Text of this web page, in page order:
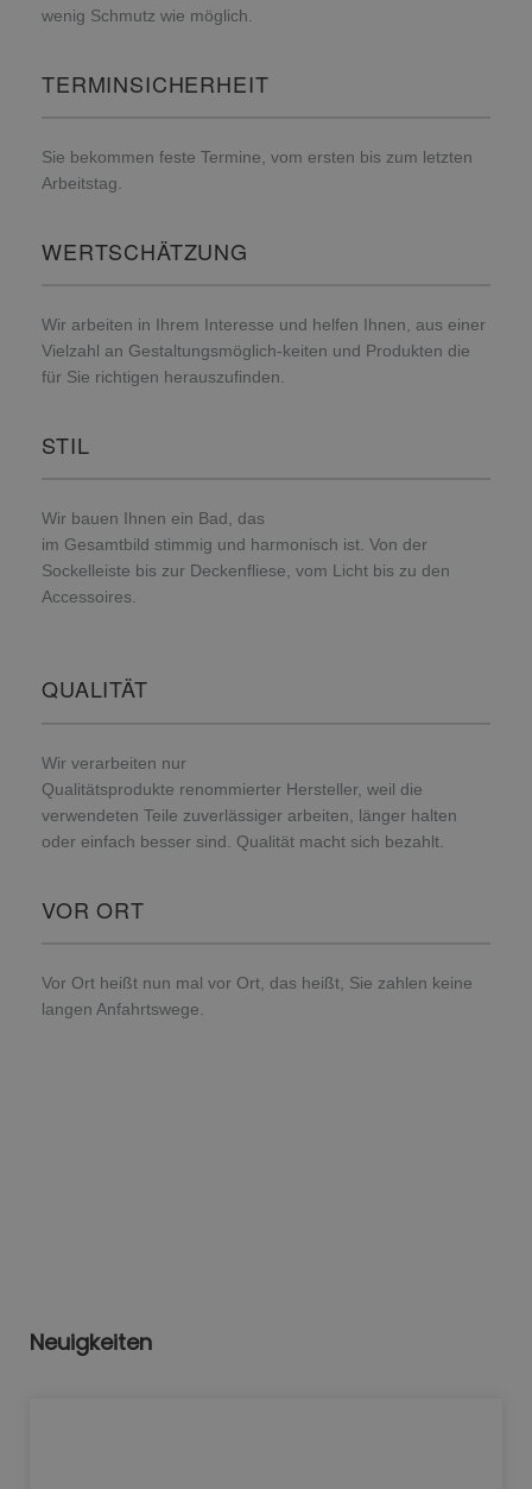
wenig Schmutz wie möglich.
TERMINSICHERHEIT
Sie bekommen feste Termine, vom ersten bis zum letzten
Arbeitstag.
WERTSCHÄTZUNG
Wir arbeiten in Ihrem Interesse und helfen Ihnen, aus einer
Vielzahl an Gestaltungsmöglich-keiten und Produkten die
für Sie richtigen herauszufinden.
STIL
Wir bauen Ihnen ein Bad, das
im Gesamtbild stimmig und harmonisch ist. Von der
Sockelleiste bis zur Deckenfliese, vom Licht bis zu den
Accessoires.
QUALITÄT
Wir verarbeiten nur
Qualitätsprodukte renommierter Hersteller, weil die
verwendeten Teile zuverlässiger arbeiten, länger halten
oder einfach besser sind. Qualität macht sich bezahlt.
VOR ORT
Vor Ort heißt nun mal vor Ort, das heißt, Sie zahlen keine
langen Anfahrtswege.
Neuigkeiten